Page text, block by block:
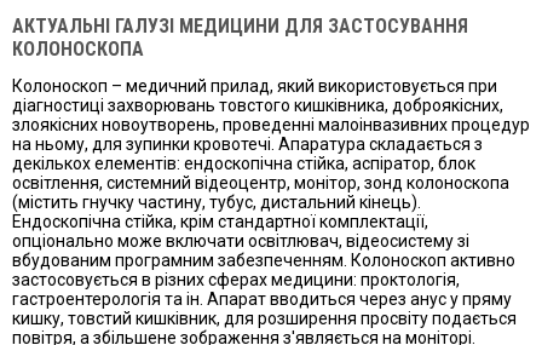
АКТУАЛЬНІ ГАЛУЗІ МЕДИЦИНИ ДЛЯ ЗАСТОСУВАННЯ
КОЛОНОСКОПА
Колоноскоп – медичний прилад, який використовується при
діагностиці захворювань товстого кишківника, доброякісних,
злоякісних новоутворень, проведенні малоінвазивних процедур
на ньому, для зупинки кровотечі. Апаратура складається з
декількох елементів: ендоскопічна стійка, аспіратор, блок
освітлення, системний відеоцентр, монітор, зонд колоноскопа
(містить гнучку частину, тубус, дистальний кінець).
Ендоскопічна стійка, крім стандартної комплектації,
опціонально може включати освітлювач, відеосистему зі
вбудованим програмним забезпеченням. Колоноскоп активно
застосовується в різних сферах медицини: проктологія,
гастроентерологія та ін. Апарат вводиться через анус у пряму
кишку, товстий кишківник, для розширення просвіту подається
повітря, а збільшене зображення з'являється на моніторі.